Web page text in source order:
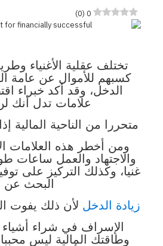
0
(
0
)
تختلف عقلية الأغنياء
كسبهم للأموال عن عامة
الدخل، وقد أكد خبراء
علامات تدل أنك
متحررا من الناحية المالية
ومن أخطر هذه العلامات
والاجتهاد والعمل ساعات
غنيا، وكذلك التركيز على
البحث عن
زيادة الدخل لأن ذلك يفوت
الإسراف في شراء
وطاقتك المالية ليس